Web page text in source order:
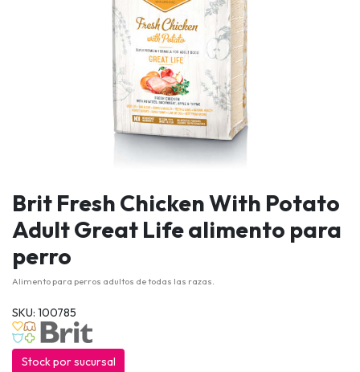
Brit Fresh Chicken With Potato
Adult Great Life alimento para
perro
Alimento para perros adultos de todas las razas.
SKU: 100785
Stock por sucursal